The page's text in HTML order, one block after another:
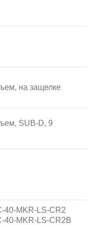
на защелке
SUB-D, 9
40-MKR-LS-CR2
40-MKR-LS-CR2B